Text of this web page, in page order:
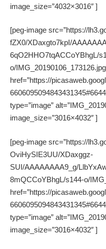
image_size=”4032×3016″ ]
[peg-image src=”https://
fZX0/XDaxgto7kpI/
6qO2HHO7tqACCoYBhgL/
o/
href=”https://
type=”image”
image_size=”3016×4032″ ]
[peg-image src=”https://
OviHySIE3UU/XDaxggz-
SUI/AAAAAAAA9_g/
8mQCCoYBhgL/s144-o/
href=”https://
type=”image”
image_size=”3016×4032″ ]